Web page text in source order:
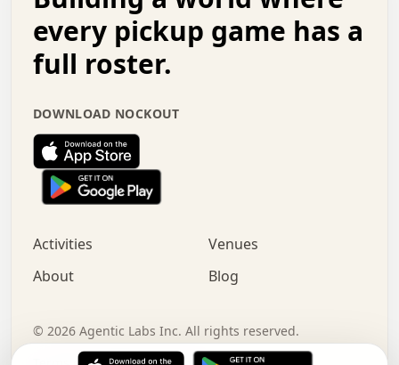
.   .   .   .   +   .   .   .   .   .   .   .   +
.   :   .   .   .   .   .   .   .   .   o   .   .
.   .   x   .   .   .   .   .   .   :   .   .   o
.   .   .   .   :   .   .   .   .   o   .   .   .
.   .   .   .   .   .   .   :   .   .   .   .   .
.   .   .   .   .   .   .   +   .   .   x   .   .
.   .   .   .   .   :   +   .   .   .   .   .   o
.   .   .   .   .   .   .   .   .   .   .   .   .
.   .   :   o   .   .   .   .   .   .   .   +   .
.   o   .   .   .   .   x   .   .   .   .   .   .
+   .   o   .   .   .   .   o   .   .   .   .
.   +   .   .   .   .   .   .   .   .   :   .   x
.   .   .   .   .   .   .   .   .   .   .   .   .   .
every pickup game has a
full roster.
DOWNLOAD NOCKOUT
Activities
Venues
About
Blog
© 2026 Agentic Labs Inc. All rights reserved.